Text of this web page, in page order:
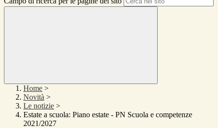
Home >
Novità >
Le notizie >
Estate a scuola: Piano estate - PN Scuola e competenze
2021/2027